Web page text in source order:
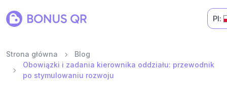
Pl:
Strona główna
Blog
Obowiązki i zadania kierownika oddziału: przewodnik
po stymulowaniu rozwoju